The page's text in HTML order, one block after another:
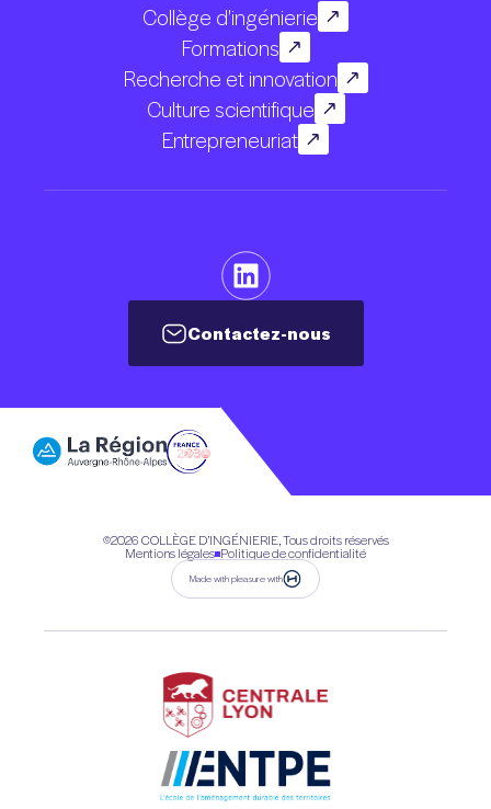
Collège d'ingénierie
Formations
Recherche et innovation
Culture scientifique
Entrepreneuriat
Contactez-nous
Contactez-nous
©2026 COLLÈGE D’INGÉNIERIE, Tous droits réservés
Mentions légales Politique de confidentialité
Made with pleasure with